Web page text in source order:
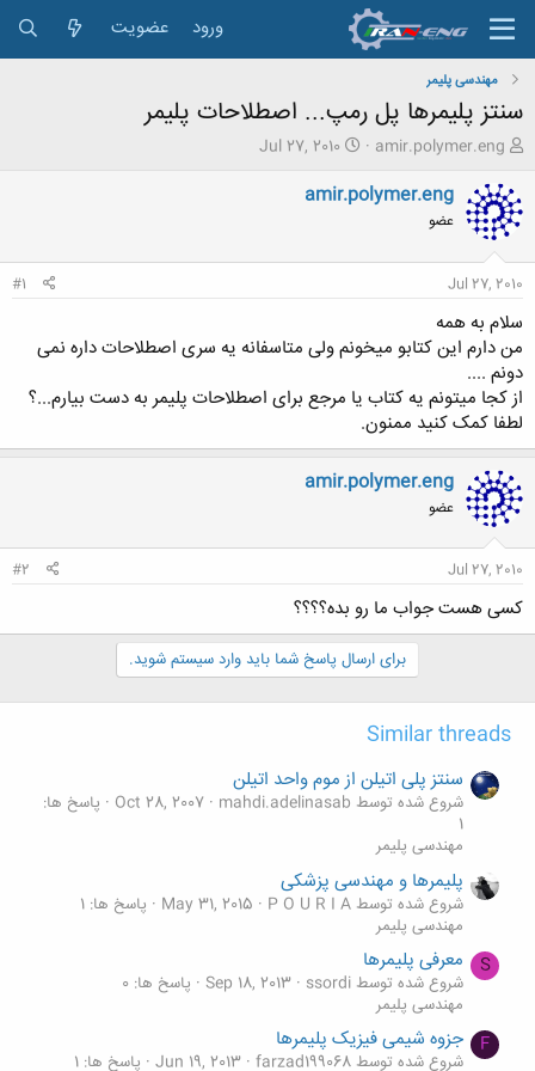
ورود عضویت
مهندسی پلیمر
سنتز پلیمرها پل رمپ... اصطلاحات پلیمر
ش
و
ع
ک
ن
د
ه
و
ض
و
ع
amir.polymer.eng
ت
ر
Jul 27, 2010
amir.polymer.eng
عضو
Jul 27, 2010
#1
سلام به همه
من دارم این کتابو میخونم ولی متاسفانه یه سری اصطلاحات داره نمی
دونم ....
از کجا میتونم یه کتاب یا مرجع برای اصطلاحات پلیمر به دست بیارم...؟
لطفا کمک کنید ممنون.
amir.polymer.eng
عضو
Jul 27, 2010
#2
کسی هست جواب ما رو بده؟؟؟؟
برای ارسال پاسخ شما باید وارد سیستم شوید.
Similar threads
سنتز پلی اتیلن از موم واحد اتیلن
شروع شده توسط mahdi.adelinasab Oct 28, 2007
پاسخ ها:
1
مهندسی پلیمر
پلیمرها و مهندسی پزشكی
شروع شده توسط P O U R I A May 31, 2015
پاسخ ها: 1
مهندسی پلیمر
S معرفی پلیمرها
شروع شده توسط ssordi Sep 18, 2013 پاسخ ها: 0
مهندسی پلیمر
F جزوه شیمی فیزیک پلیمرها
شروع شده توسط farzad199068 Jun 19, 2013 پاسخ ها: 1